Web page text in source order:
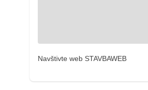
Navštivte web STAVBAWEB